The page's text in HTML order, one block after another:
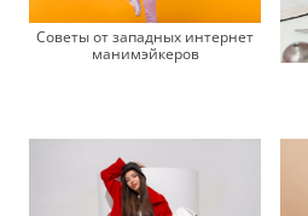
Советы от западных интернет
манимэйкеров